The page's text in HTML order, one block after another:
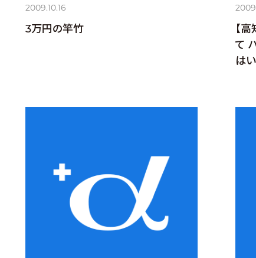
2009.10.16
3万円の竿竹
【
て
は